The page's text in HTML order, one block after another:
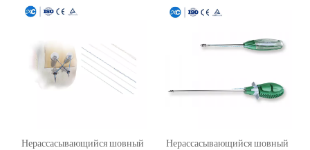
Нерассасывающийся шовный
Нерассасывающийся шовный